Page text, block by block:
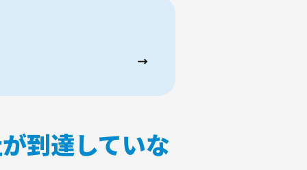
到達していな